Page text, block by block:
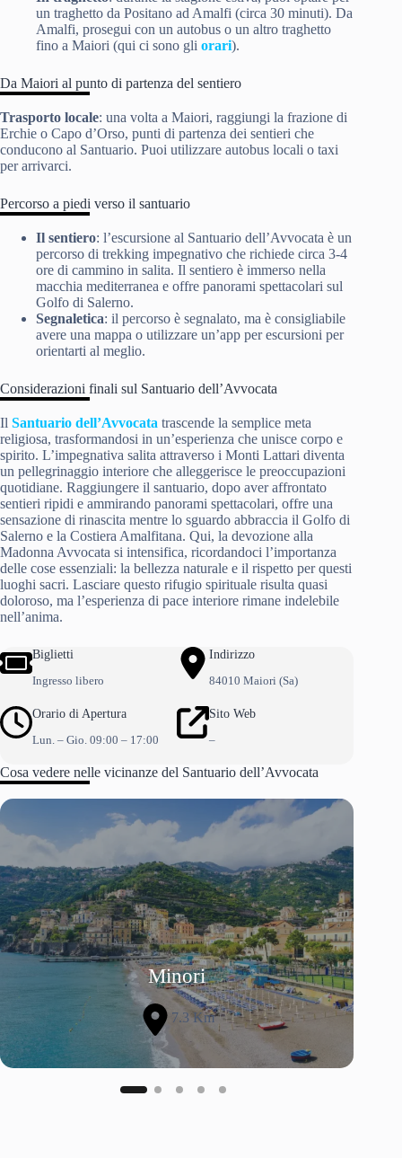
un traghetto da Positano ad Amalfi (circa 30 minuti). Da
Amalfi, prosegui con un autobus o un altro traghetto
fino a Maiori (qui ci sono gli orari).
Da Maiori al punto di partenza del sentiero
Trasporto locale: una volta a Maiori, raggiungi la frazione di
Erchie o Capo d’Orso, punti di partenza dei sentieri che
conducono al Santuario. Puoi utilizzare autobus locali o taxi
per arrivarci.
Percorso a piedi verso il santuario
Il sentiero: l’escursione al Santuario dell’Avvocata è un
percorso di trekking impegnativo che richiede circa 3-4
ore di cammino in salita. Il sentiero è immerso nella
macchia mediterranea e offre panorami spettacolari sul
Golfo di Salerno.
Segnaletica: il percorso è segnalato, ma è consigliabile
avere una mappa o utilizzare un’app per escursioni per
orientarti al meglio.
Considerazioni finali sul Santuario dell’Avvocata
Il Santuario dell’Avvocata trascende la semplice meta
religiosa, trasformandosi in un’esperienza che unisce corpo e
spirito. L’impegnativa salita attraverso i Monti Lattari diventa
un pellegrinaggio interiore che alleggerisce le preoccupazioni
quotidiane. Raggiungere il santuario, dopo aver affrontato
sentieri ripidi e ammirando panorami spettacolari, offre una
sensazione di rinascita mentre lo sguardo abbraccia il Golfo di
Salerno e la Costiera Amalfitana. Qui, la devozione alla
Madonna Avvocata si intensifica, ricordandoci l’importanza
delle cose essenziali: la bellezza naturale e il rispetto per questi
luoghi sacri. Lasciare questo rifugio spirituale risulta quasi
doloroso, ma l’esperienza di pace interiore rimane indelebile
nell’anima.
Biglietti
Ingresso libero
Indirizzo
84010 Maiori (Sa)
Orario di Apertura
Lun. – Gio. 09:00 – 17:00
Sito Web
–
Cosa vedere nelle vicinanze del Santuario dell’Avvocata
Minori
7.3 Km